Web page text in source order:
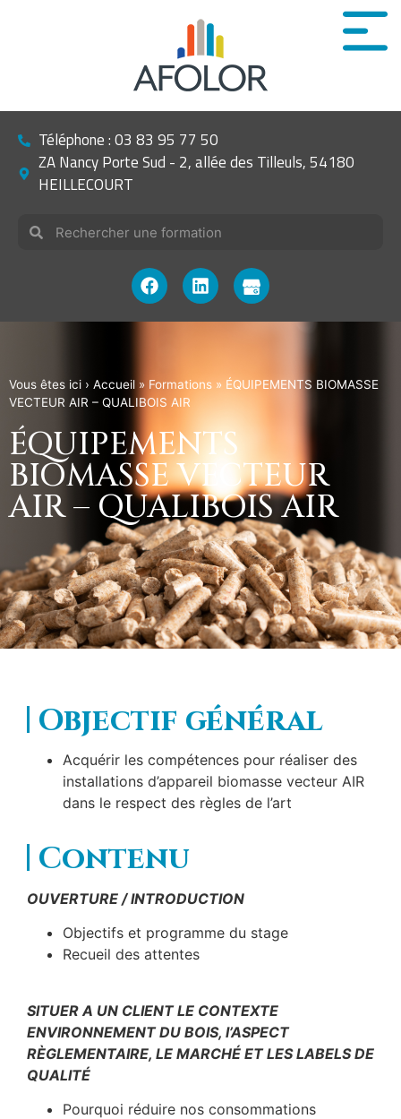
Téléphone : 03 83 95 77 50
ZA Nancy Porte Sud - 2, allée des Tilleuls, 54180
HEILLECOURT
Vous êtes ici › Accueil » Formations » ÉQUIPEMENTS BIOMASSE
VECTEUR AIR – QUALIBOIS AIR
ÉQUIPEMENTS
BIOMASSE VECTEUR
AIR – QUALIBOIS AIR
Objectif général
Acquérir les compétences pour réaliser des
installations d’appareil biomasse vecteur AIR
dans le respect des règles de l’art
Contenu
OUVERTURE / INTRODUCTION
Objectifs et programme du stage
Recueil des attentes
SITUER A UN CLIENT LE CONTEXTE
ENVIRONNEMENT DU BOIS, l’ASPECT
RÈGLEMENTAIRE, LE MARCHÉ ET LES LABELS DE
QUALITÉ
Pourquoi réduire nos consommations